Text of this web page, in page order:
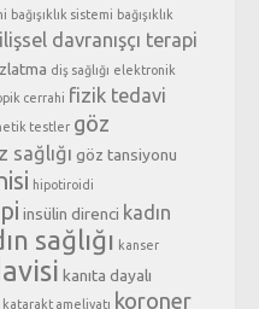
bağışıklık sistemi bağışıklık
davranışçı terapi
diş sağlığı elektronik
cerrahi fizik tedavi
testler göz
sağlığı göz tansiyonu
hipotiroidi
insülin direnci kadın
sağlığı kanser
kanıta dayalı
katarakt ameliyatı koroner